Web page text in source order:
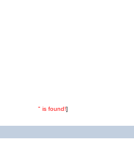
" is found!]